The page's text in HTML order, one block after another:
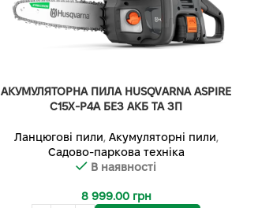
АКУМУЛЯТОРНА ПИЛА HUSQVARNA ASPIRE
C15X-P4A БЕЗ АКБ ТА ЗП
Ланцюгові пили, Акумуляторні пили,
Садово-паркова техніка
В наявності
8 999.00 грн